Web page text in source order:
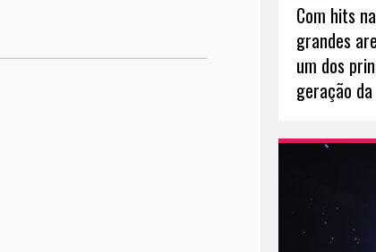
Com hits
grandes
um dos
geração